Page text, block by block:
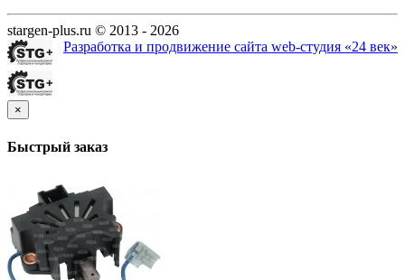
stargen-plus.ru © 2013 - 2026
Разработка и продвижение сайта web-студия «24 век»
×
Быстрый заказ